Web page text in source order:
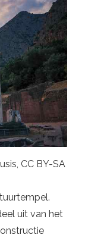
CC BY-SA
uit van het